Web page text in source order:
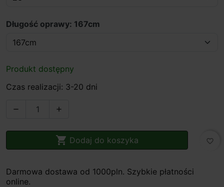
Długość oprawy: 167cm
Produkt dostępny
Czas realizacji: 3-20 dni
 
 Dodaj do koszyka favorite_border
Darmowa dostawa od 1000pln. Szybkie płatności
online.